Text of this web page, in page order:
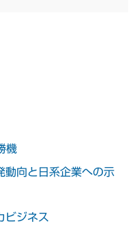
機
動向と日系企業への示
ビジネス